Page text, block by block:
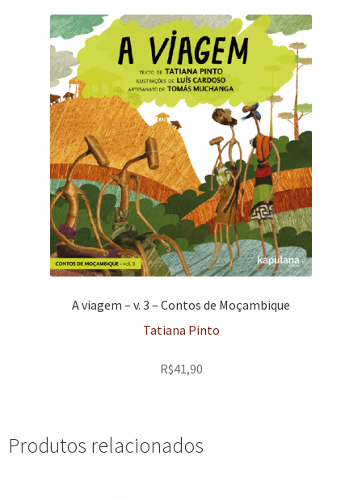
A viagem – v. 3 – Contos de Moçambique
Tatiana Pinto
R$41,90
Produtos relacionados